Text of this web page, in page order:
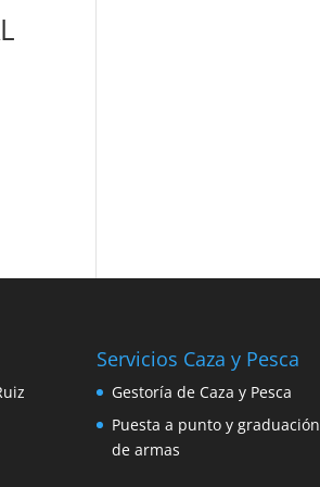
Servicios Caza y Pesca
Gestoría de Caza y Pesca
Puesta a punto y graduación
de armas